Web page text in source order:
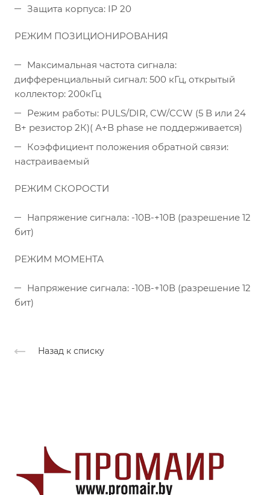
Защита корпуса: IP 20
РЕЖИМ ПОЗИЦИОНИРОВАНИЯ
Максимальная частота сигнала:
дифференциальный сигнал: 500 кГц, открытый
коллектор: 200кГц
Режим работы: PULS/DIR, CW/CCW (5 В или 24
В+ резистор 2К)( А+В phase не поддерживается)
Коэффициент положения обратной связи:
настраиваемый
РЕЖИМ СКОРОСТИ
Напряжение сигнала: -10В-+10В (разрешение 12
бит)
РЕЖИМ МОМЕНТА
Напряжение сигнала: -10В-+10В (разрешение 12
бит)
Назад к списку